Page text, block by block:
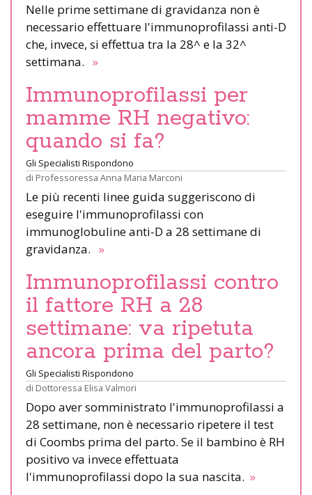
Nelle prime settimane di gravidanza non è
necessario effettuare l'immunoprofilassi anti-D
che, invece, si effettua tra la 28^ e la 32^
settimana. »
Immunoprofilassi per
mamme RH negativo:
quando si fa?
Gli Specialisti Rispondono
di Professoressa Anna Maria Marconi
Le più recenti linee guida suggeriscono di
eseguire l'immunoprofilassi con
immunoglobuline anti-D a 28 settimane di
gravidanza. »
Immunoprofilassi contro
il fattore RH a 28
settimane: va ripetuta
ancora prima del parto?
Gli Specialisti Rispondono
di Dottoressa Elisa Valmori
Dopo aver somministrato l'immunoprofilassi a
28 settimane, non è necessario ripetere il test
di Coombs prima del parto. Se il bambino è RH
positivo va invece effettuata
l'immunoprofilassi dopo la sua nascita. »